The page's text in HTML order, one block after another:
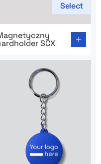
Select
SCX